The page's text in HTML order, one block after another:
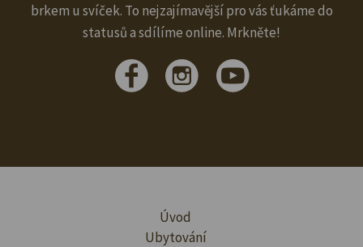
brkem u svíček. To nejzajímavější pro vás ťukáme do
statusů a sdílíme online. Mrkněte!
Úvod
Ubytování